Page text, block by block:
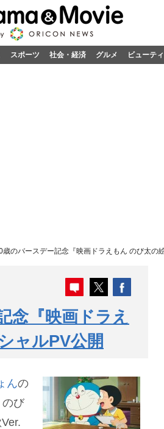
スポーツ 社会・経済 グルメ ビューティ
歳のバースデー記念『映画ドラえもん のび太の
念『映画ドラえ
ャルPV公開
んの
のび